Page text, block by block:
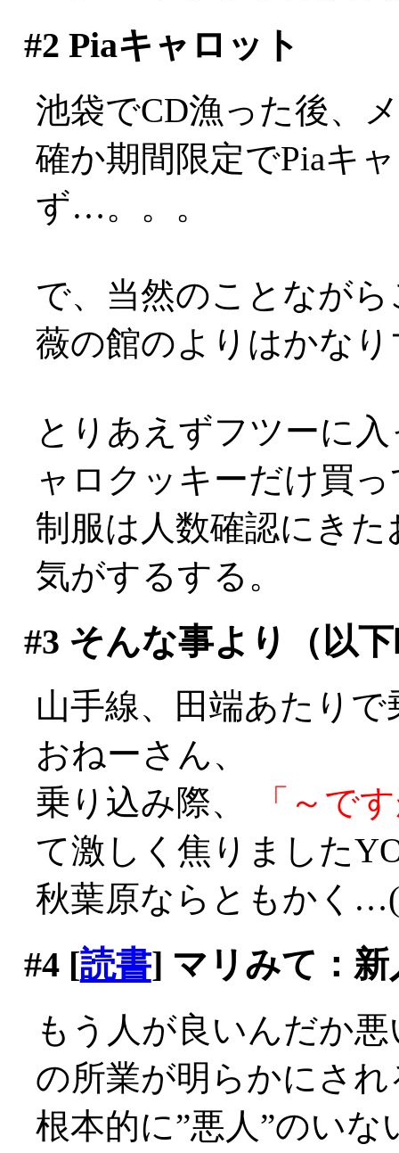
#2 Piaキャロット
池袋でCD漁った後、
確か期間限定でPiaキ
ず…。。。
で、当然のことなが
薇の館のよりはかな
とりあえずフツーに
ャロクッキーだけ買
制服は人数確認にき
気がするする。
#3 そんな事より（以
山手線、田端あたり
おねーさん、
乗り込み際、
「～で
て激しく焦りました
秋葉原ならともかく
#4[読書] マリみて：新
もう人が良いんだか
の所業が明らかにさ
根本的に”悪人”のい